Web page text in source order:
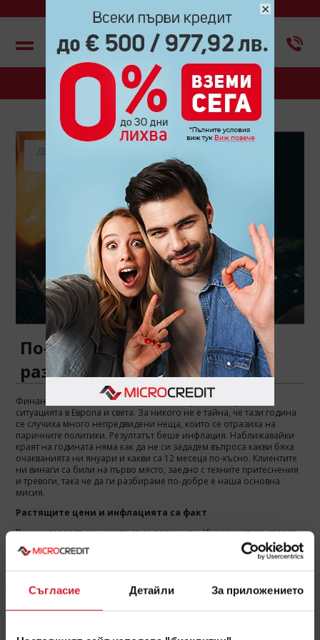
Съгласие Детайли За приложението
Меню
×
БЛОГ
ДЕКЕМВРИ
По-трудно ли покриваме
разходите си без кредит?
Финансовата обстановка в страната се променя спрямо
ситуацията в Европа и света. За никого не е тайна, че тази година
се случиха много непредвидени неща, които се отразиха на
паричните политики. Резултатът беше инфлация. Наближавайки
краят на годината няма как да не си зададем въпроса какви бяха
очакванията ни януари и какви са 12 месеца по-късно. Клиентите
ни винаги са били на първо място, заедно с техните притеснения
и тревоги, така че да ги разбираме по-добре е наша основна
мисия.
Растящите цени и инфлацията са факт
Всички говорят, че цените са се повишили. Икономистите спорят
за точните проценти инфлация, колко от нея е реална и колко
спекулативна, но за всички домакинства това изобщо не е важно.
някаква инфлация, то днес тя е в пъти по-голяма. На практика това
30 лв. сега ще похарчите към 50 лв. Разбира се, ако вие сте от
заплатата, то може и новите цени да не ви затрудняват. В противен